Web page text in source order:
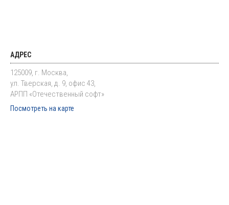
АДРЕС
125009, г. Москва,
ул. Тверская, д. 9, офис 43,
АРПП «Отечественный софт»
Посмотреть на карте